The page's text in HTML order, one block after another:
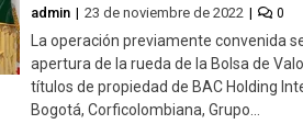
admin 23 de noviembre de 2022 0
La operación previamente convenida
apertura de la rueda de la Bolsa de
títulos de propiedad de BAC Holding
Bogotá, Corficolombiana, Grupo…